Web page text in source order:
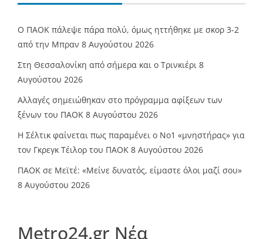
Ο ΠΑΟΚ πάλεψε πάρα πολύ, όμως ηττήθηκε με σκορ 3-2
από την Μπραν 8 Αυγούστου 2026
Στη Θεσσαλονίκη από σήμερα και ο Τρινκιέρι 8
Αυγούστου 2026
Αλλαγές σημειώθηκαν στο πρόγραμμα αφίξεων των
ξένων του ΠΑΟΚ 8 Αυγούστου 2026
Η Σέλτικ φαίνεται πως παραμένει ο Νο1 «μνηστήρας» για
τον Γκρεγκ Τέιλορ του ΠΑΟΚ 8 Αυγούστου 2026
ΠΑΟΚ σε Μεϊτέ: «Μείνε δυνατός, είμαστε όλοι μαζί σου»
8 Αυγούστου 2026
Metro24.gr Νέα